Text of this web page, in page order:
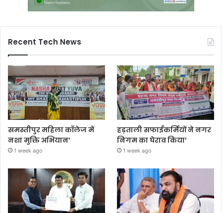
Recent Tech News
समस्तीपुर महिला कॉलेज में
नशा मुक्ति अभियान’
1 week ago
हड़ताली सफाईकर्मियों ने नगर
निगम का घेराव किया’
1 week ago